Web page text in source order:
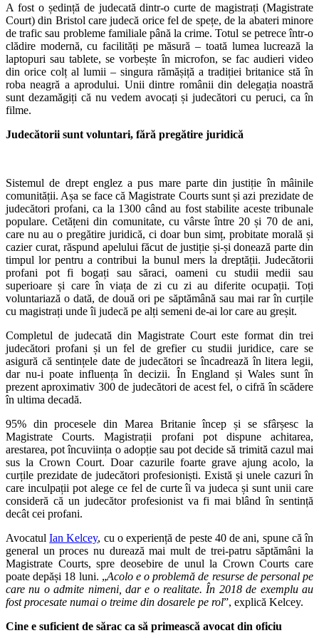
A fost o ședință de judecată dintr-o curte de magistrați (Magistrate
Court) din Bristol care judecă orice fel de spețe, de la abateri minore
de trafic sau probleme familiale până la crime. Totul se petrece într-o
clădire modernă, cu facilități pe măsură – toată lumea lucrează la
laptopuri sau tablete, se vorbește în microfon, se fac audieri video
din orice colț al lumii – singura rămășiță a tradiției britanice stă în
roba neagră a aprodului. Unii dintre românii din delegația noastră
sunt dezamăgiți că nu vedem avocați și judecători cu peruci, ca în
filme.
Judecătorii sunt voluntari, fără pregătire juridică
Sistemul de drept englez a pus mare parte din justiție în mâinile
comunității. Așa se face că Magistrate Courts sunt și azi prezidate de
judecători profani, ca la 1300 când au fost stabilite aceste tribunale
populare. Cetățeni din comunitate, cu vârste între 20 și 70 de ani,
care nu au o pregătire juridică, ci doar bun simț, probitate morală și
cazier curat, răspund apelului făcut de justiție și-și donează parte din
timpul lor pentru a contribui la bunul mers la dreptății. Judecătorii
profani pot fi bogați sau săraci, oameni cu studii medii sau
superioare și care în viața de zi cu zi au diferite ocupații. Toți
voluntariază o dată, de două ori pe săptămână sau mai rar în curțile
cu magistrați unde îi judecă pe alți semeni de-ai lor care au greșit.
Completul de judecată din Magistrate Court este format din trei
judecători profani și un fel de grefier cu studii juridice, care se
asigură că sentințele date de judecători se încadrează în litera legii,
dar nu-i poate influența în decizii. În England și Wales sunt în
prezent aproximativ 300 de judecători de acest fel, o cifră în scădere
în ultima decadă.
95% din procesele din Marea Britanie încep și se sfârșesc la
Magistrate Courts. Magistrații profani pot dispune achitarea,
arestarea, pot încuviința o adopție sau pot decide să trimită cazul mai
sus la Crown Court. Doar cazurile foarte grave ajung acolo, la
curțile prezidate de judecători profesioniști. Există și unele cazuri în
care inculpații pot alege ce fel de curte îi va judeca și sunt unii care
consideră că un judecător profesionist va fi mai blând în sentință
decât cei profani.
AvocatulIan Kelcey, cu o experiență de peste 40 de ani, spune că în
general un proces nu durează mai mult de trei-patru săptămâni la
Magistrate Courts, spre deosebire de unul la Crown Courts care
poate depăși 18 luni. „Acolo e o problemă de resurse de personal pe
care nu o admite nimeni, dar e o realitate. În 2018 de exemplu au
fost procesate numai o treime din dosarele pe rol”, explică Kelcey.
Cine e suficient de sărac ca să primească avocat din oficiu